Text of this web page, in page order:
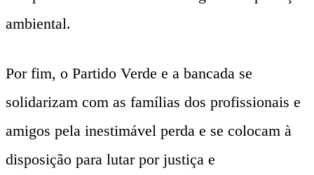
ambiental.
Por fim, o Partido Verde e a bancada se
solidarizam com as famílias dos profissionais e
amigos pela inestimável perda e se colocam à
disposição para lutar por justiça e